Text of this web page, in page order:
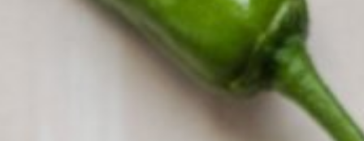
0821 2310 0111